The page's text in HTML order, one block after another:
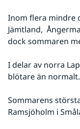
Inom flera mindre
Jämtland,
dock sommaren
I delar av norra
blötare än normalt.
Sommarens
Ramsjöholm i